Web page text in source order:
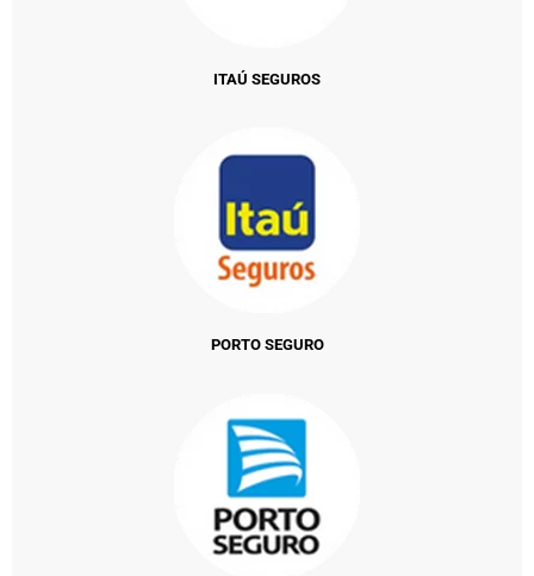
ITAÚ SEGUROS
PORTO SEGURO